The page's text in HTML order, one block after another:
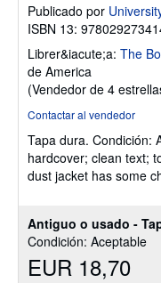
Antiguo o usado -
Condición: Aceptable
EUR 18,70
Publicado por
ISBN 13:
Librer&iacute;a: The
de America
(Vendedor de 4
Contactar al vendedor
Tapa dura. Condición:
hardcover; clean text;
dust jacket has some